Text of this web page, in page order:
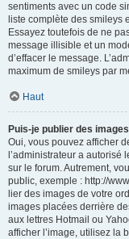
sentiments avec un code
liste complète des smileys
Essayez toutefois de ne
message illisible et un
d’effacer le message.
maximum de smileys par
Haut
Puis-je publier des
Oui, vous pouvez afficher
l’administrateur a
sur le forum. Autrement,
public, exemple : http://
lier des images de votre
images placées derrière
aux lettres Hotmail ou
afficher l’image, utilisez la